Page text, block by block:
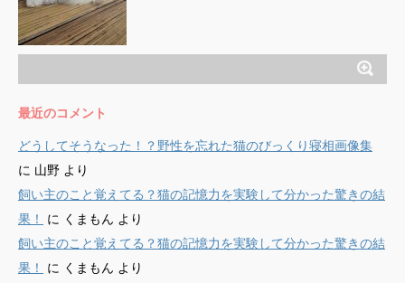
最近のコメント
どうしてそうなった！？野性を忘れた猫のびっくり寝相画像集
に 山野 より
飼い主のこと覚えてる？猫の記憶力を実験して分かった驚きの結
果！
に くまもん より
飼い主のこと覚えてる？猫の記憶力を実験して分かった驚きの結
果！
に くまもん より